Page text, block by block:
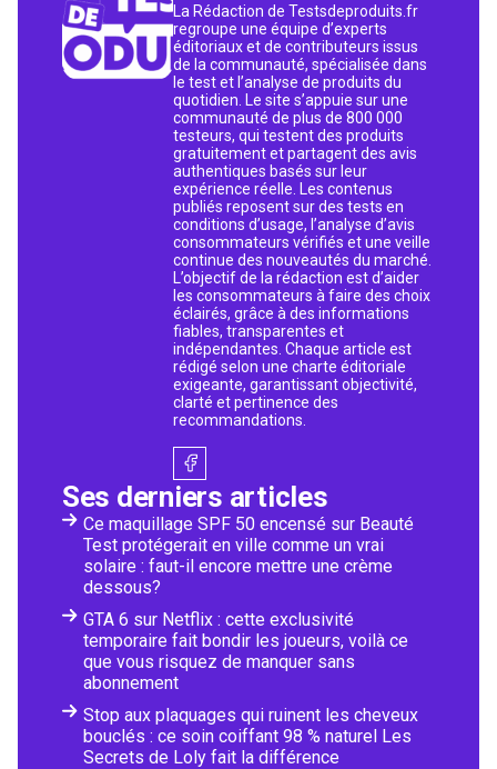
La Rédaction de Testsdeproduits.fr
regroupe une équipe d’experts
éditoriaux et de contributeurs issus
de la communauté, spécialisée dans
le test et l’analyse de produits du
quotidien. Le site s’appuie sur une
communauté de plus de 800 000
testeurs, qui testent des produits
gratuitement et partagent des avis
authentiques basés sur leur
expérience réelle. Les contenus
publiés reposent sur des tests en
conditions d’usage, l’analyse d’avis
consommateurs vérifiés et une veille
continue des nouveautés du marché.
L’objectif de la rédaction est d’aider
les consommateurs à faire des choix
éclairés, grâce à des informations
fiables, transparentes et
indépendantes. Chaque article est
rédigé selon une charte éditoriale
exigeante, garantissant objectivité,
clarté et pertinence des
recommandations.
Ses derniers articles
Ce maquillage SPF 50 encensé sur Beauté
Test protégerait en ville comme un vrai
solaire : faut-il encore mettre une crème
dessous?
GTA 6 sur Netflix : cette exclusivité
temporaire fait bondir les joueurs, voilà ce
que vous risquez de manquer sans
abonnement
Stop aux plaquages qui ruinent les cheveux
bouclés : ce soin coiffant 98 % naturel Les
Secrets de Loly fait la différence